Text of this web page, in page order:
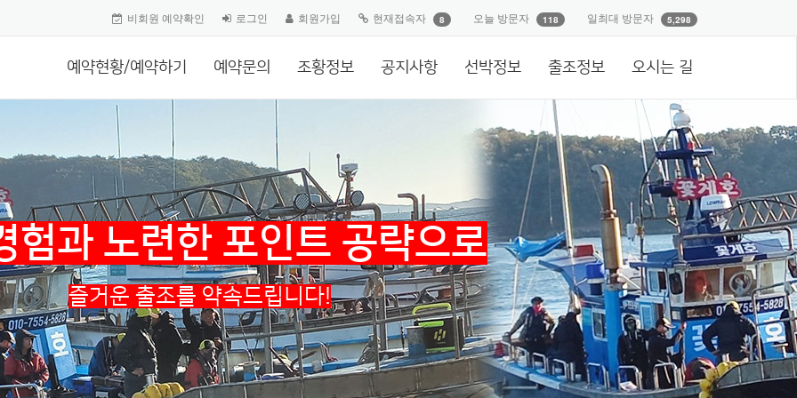
비회원 예약확인 로그인 회원가입 현재접속자 8 오늘 방문자 118 일최대 방문자 5,298
예약현황/예약하기 예약문의 조황정보 공지사항 선박정보 출조정보 오시는 길
험과 노련한 포인트 공략으로
즐거운 출조를 약속드립니다!